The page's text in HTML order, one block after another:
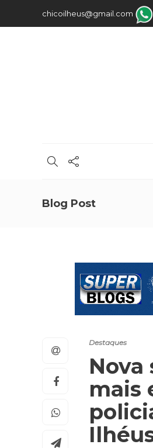
chicoilheus@gmail.com
Blog Post
Destaques
Nova
mais